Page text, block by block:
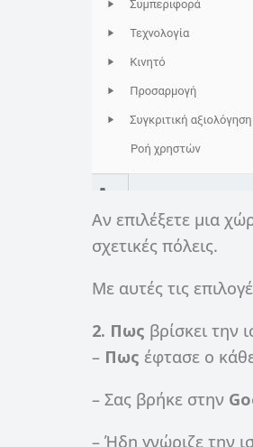
Αν επιλέξετε μια
σχετικές πόλεις.
Με αυτές τις
2. Πως βρίσκει την
– Πως έφτασε ο
– Σας βρήκε στην
– Ήδη γνώριζε την